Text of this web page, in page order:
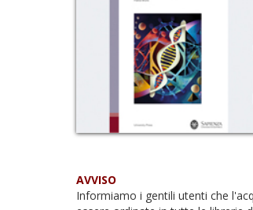
AVVISO
Informiamo i gentili utenti che